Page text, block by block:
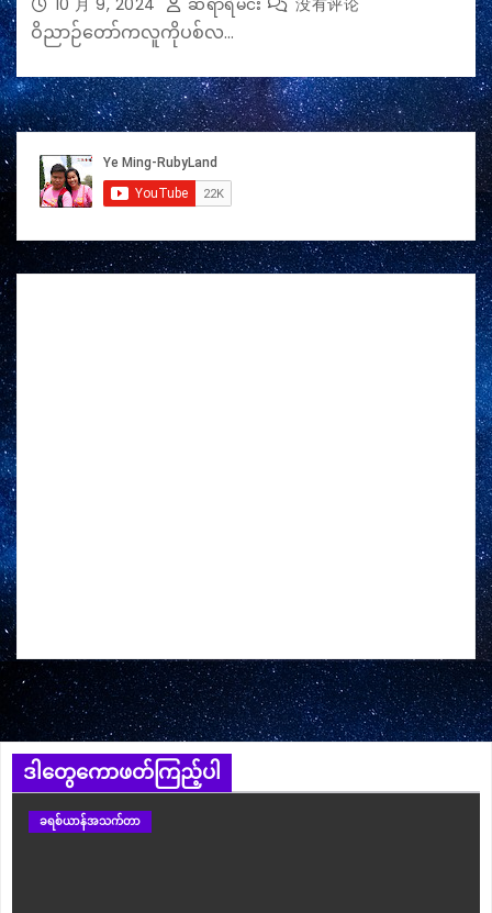
10 月 9, 2024 ဆရာရဲမင်း 没有评论
ဝိညာဉ်တော်ကလူကိုပစ်လ…
ဒါတွေကောဖတ်ကြည့်ပါ
ခရစ်ယာန်အသက်တာ